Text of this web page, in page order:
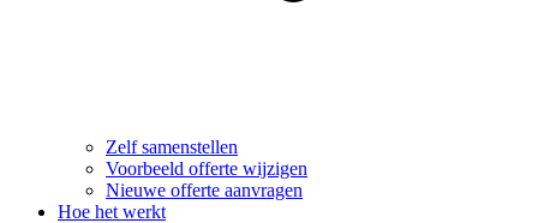
Zelf samenstellen
Voorbeeld offerte wijzigen
Nieuwe offerte aanvragen
Hoe het werkt